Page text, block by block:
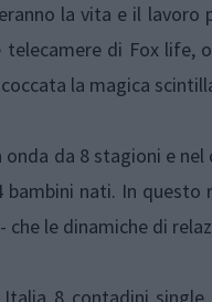
la vita e il
di Fox life,
la magica
onda da 8 stagioni e
nati. In
che le dinamiche di